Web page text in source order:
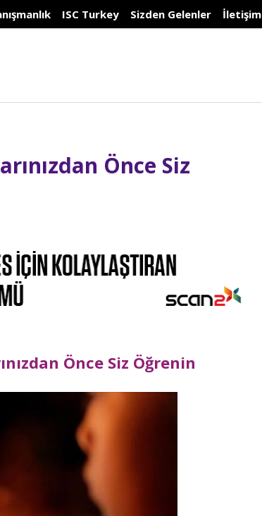
ISC Turkey Sizden Gelenler İletişim
Önce Siz
Önce Siz Öğrenin